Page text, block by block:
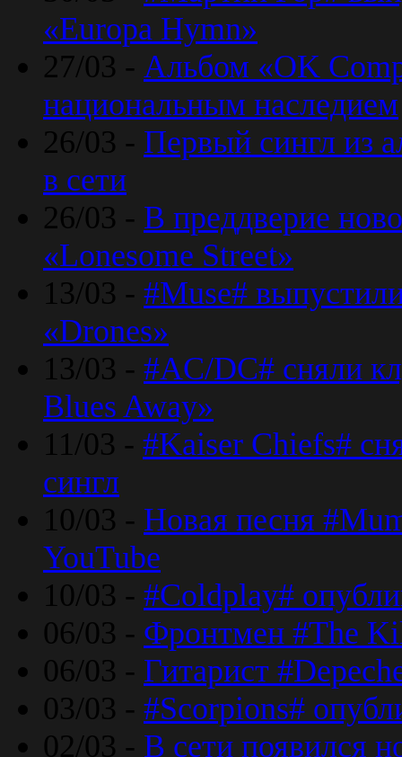
«Europa Hymn»
27/03 - Альбом «OK
национальным наследием
26/03 - Первый сингл из
в сети
26/03 - В преддверие
«Lonesome Street»
13/03 - #Muse#
«Drones»
13/03 - #AC/DC# сняли
Blues Away»
11/03 - #Kaiser Chiefs#
сингл
10/03 - Новая песня
YouTube
10/03 - #Coldplay#
06/03 - Фронтмен #The
06/03 - Гитарист
03/03 - #Scorpions#
02/03 - В сети появился